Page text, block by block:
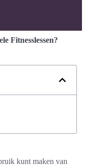
Fitnesslessen?
kunt maken van